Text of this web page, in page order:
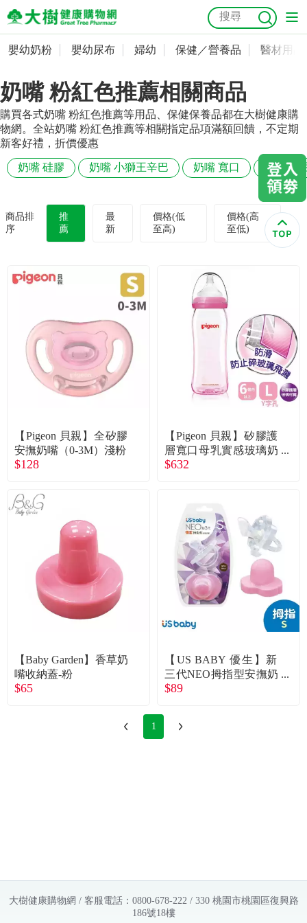
嬰幼奶粉
嬰幼尿布
婦幼
保健／營養品
醫材用品
成人照護
美容／個人清潔
寵物
名人嚴選
優惠活動
關於我們
合作提案
會員專區
折價券、紅利說明
抗菌 尿布 大樹獨家 益生菌 魚油 幼兒米餅
奶瓶奶嘴
會員資料及密碼修改
常用收件人清單
訂單查詢
收藏清單
紅利點數查詢
購物金查詢
優惠券領取
登入
嬰幼奶粉 嬰幼尿布 婦幼 保健／營養品 醫材用品
奶嘴 粉紅色推薦相關商品
購買各式奶嘴 粉紅色推薦等用品、保健保養品都在大樹健康購
物網。全站奶嘴 粉紅色推薦等相關指定品項滿額回饋，不定期
新客好禮，折價優惠
奶嘴 硅膠 奶嘴 小獅王辛巴 奶嘴 寬口 奶嘴 防
商品排
序
推
薦
最
新
價格(低
至高)
價格(高
至低)
【Pigeon 貝親】全矽膠
安撫奶嘴（0-3M）淺粉
$128
【Pigeon 貝親】矽膠護
層寬口母乳實感玻璃奶
瓶L／Y字孔（240ml）
$632
【Baby Garden】香草奶
嘴收納蓋-粉
$65
【US BABY 優生】新
三代NEO拇指型安撫奶
嘴-S-粉
$89
1
大樹健康購物網 / 客服電話：0800-678-222 / 330 桃園市桃園區復興路
186號18樓